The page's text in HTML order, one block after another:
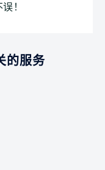
！
的服务​